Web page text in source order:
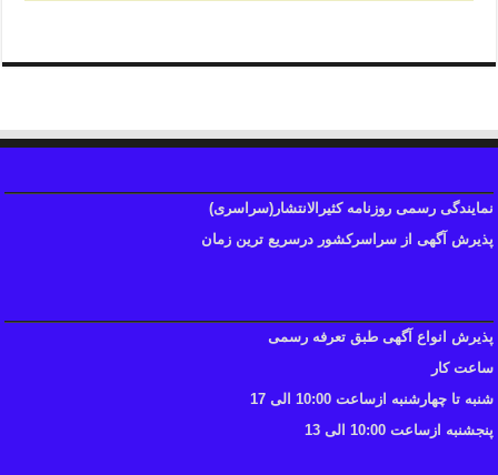
نمایندگی رسمی روزنامه کثیرالانتشار(سراسری)
پذیرش آگهی از سراسرکشور درسریع ترین زمان
پذیرش انواع آگهی طبق تعرفه رسمی
ساعت کار
شنبه تا چهارشنبه ازساعت 10:00 الی 17
پنجشنبه ازساعت 10:00 الی 13